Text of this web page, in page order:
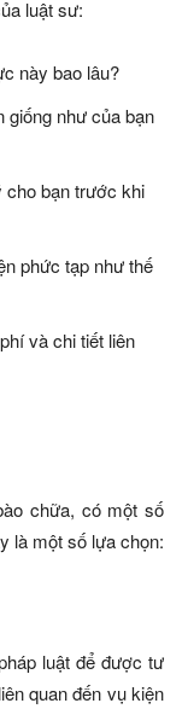
luật sư:
này bao lâu?
giống như của bạn
cho bạn trước khi
phức tạp như thế
và chi tiết liên
chữa, có một số
là một số lựa chọn:
luật để được tư
quan đến vụ kiện